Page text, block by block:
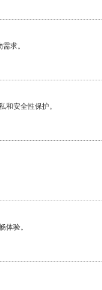
求。
和安全性保护。
体验。